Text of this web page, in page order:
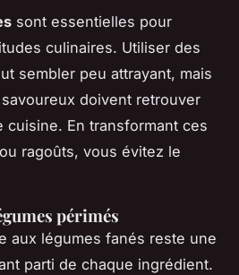
sont essentielles pour
culinaires. Utiliser des
sembler peu attrayant, mais
doivent retrouver
cuisine. En transformant ces
ragoûts, vous évitez le
périmés
aux légumes fanés reste une
parti de chaque ingrédient.